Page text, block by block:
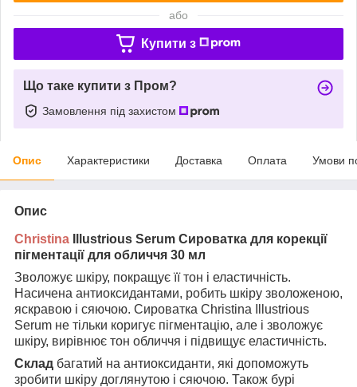
або
Купити з
Що таке купити з Пром?
Замовлення під захистом
Опис Характеристики Доставка Оплата Умови
Опис
Christina Illustrious Serum Сироватка для корекції
пігментації для обличчя 30 мл
Зволожує шкіру, покращує її тон і еластичність.
Насичена антиоксидантами, робить шкіру зволоженою,
яскравою і сяючою. Сироватка Christina Illustrious
Serum не тільки коригує пігментацію, але і зволожує
шкіру, вирівнює тон обличчя і підвищує еластичність.
Склад багатий на антиоксиданти, які допоможуть
зробити шкіру доглянутою і сяючою. Також бурі